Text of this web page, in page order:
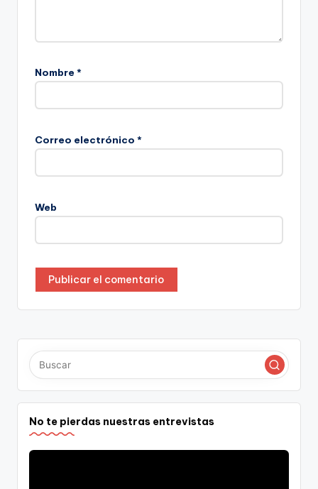
Nombre *
Correo electrónico *
Web
No te pierdas nuestras entrevistas